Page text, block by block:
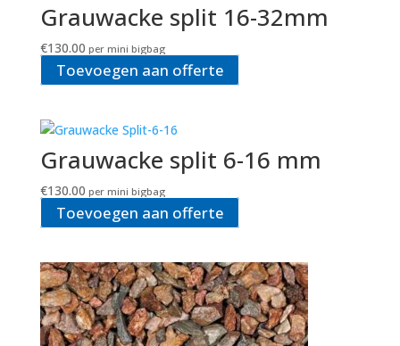
Grauwacke split 16-32mm
€130.00 per mini bigbag
Toevoegen aan offerte
Grauwacke split 6-16 mm
€130.00 per mini bigbag
Toevoegen aan offerte